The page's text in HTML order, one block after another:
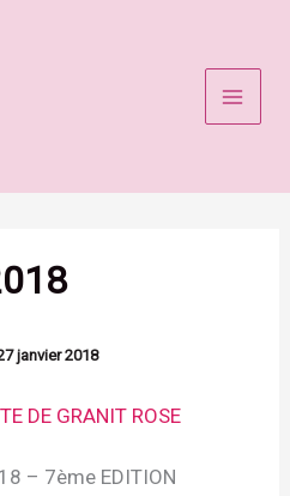
janvier 2018
DE GRANIT ROSE
– 7ème EDITION